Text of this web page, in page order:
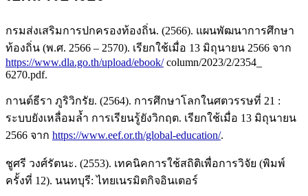
กรมส่งเสริมการปกครองท้องถิ่น. (2566). แผนพัฒนาการศึกษา
ท้องถิ่น (พ.ศ. 2566 – 2570). เรียกใช้เมื่อ 13 มิถุนายน 2566 จาก
https://www.dla.go.th/upload/ebook/column/2023/2/2354_
6270.pdf.
กานต์ธีรา ภูริวิกรัย. (2564). การศึกษาโลกในศตวรรษที่ 21 :
ระบบยังเหลื่อมล้ำ การเรียนรู้ยังวิกฤต. เรียกใช้เมื่อ 13 มิถุนายน
2566 จาก https://www.eef.or.th/global-education/.
ชูศรี วงศ์รัตนะ. (2553). เทคนิคการใช้สถิติเพื่อการวิจัย (พิมพ์
ครั้งที่ 12). นนทบุรี: ไทยเนรมิตกิจอินเตอร์